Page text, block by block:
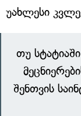
უახლესი
თუ
შენთვის